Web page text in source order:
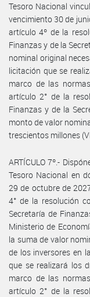
Tesoro Nacional
vencimiento 30 de
artículo 4º de la
Finanzas y de la
nominal original
licitación que se
marco de las
artículo 2° de la
Finanzas y de la
monto de valor
trescientos millones
ARTÍCULO 7º.-
Tesoro Nacional en
29 de octubre de
4° de la resolución
Secretaría de
Ministerio de
la suma de valor
de los inversores en
que se realizará los
marco de las
artículo 2° de la